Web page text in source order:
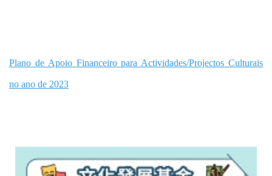
Plano de Apoio Financeiro para Actividades/Projectos Culturais
no ano de 2023